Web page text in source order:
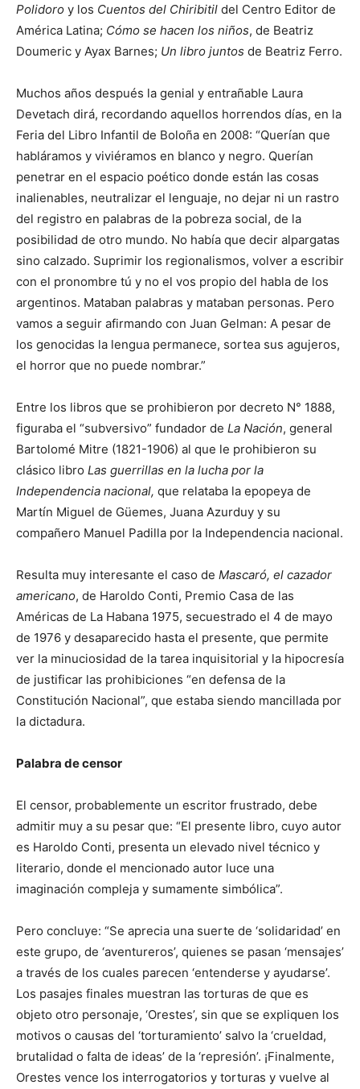
Polidoro y los Cuentos del Chiribitil del Centro Editor de
América Latina; Cómo se hacen los niños, de Beatriz
Doumeric y Ayax Barnes; Un libro juntos de Beatriz Ferro.
Muchos años después la genial y entrañable Laura
Devetach dirá, recordando aquellos horrendos días, en la
Feria del Libro Infantil de Boloña en 2008: “Querían que
habláramos y viviéramos en blanco y negro. Querían
penetrar en el espacio poético donde están las cosas
inalienables, neutralizar el lenguaje, no dejar ni un rastro
del registro en palabras de la pobreza social, de la
posibilidad de otro mundo. No había que decir alpargatas
sino calzado. Suprimir los regionalismos, volver a escribir
con el pronombre tú y no el vos propio del habla de los
argentinos. Mataban palabras y mataban personas. Pero
vamos a seguir afirmando con Juan Gelman: A pesar de
los genocidas la lengua permanece, sortea sus agujeros,
el horror que no puede nombrar.”
Entre los libros que se prohibieron por decreto N° 1888,
figuraba el “subversivo” fundador de La Nación, general
Bartolomé Mitre (1821-1906) al que le prohibieron su
clásico libro Las guerrillas en la lucha por la
Independencia nacional, que relataba la epopeya de
Martín Miguel de Güemes, Juana Azurduy y su
compañero Manuel Padilla por la Independencia nacional.
Resulta muy interesante el caso de Mascaró, el cazador
americano, de Haroldo Conti, Premio Casa de las
Américas de La Habana 1975, secuestrado el 4 de mayo
de 1976 y desaparecido hasta el presente, que permite
ver la minuciosidad de la tarea inquisitorial y la hipocresía
de justificar las prohibiciones “en defensa de la
Constitución Nacional”, que estaba siendo mancillada por
la dictadura.
Palabra de censor
El censor, probablemente un escritor frustrado, debe
admitir muy a su pesar que: “El presente libro, cuyo autor
es Haroldo Conti, presenta un elevado nivel técnico y
literario, donde el mencionado autor luce una
imaginación compleja y sumamente simbólica”.
Pero concluye: “Se aprecia una suerte de ‘solidaridad’ en
este grupo, de ‘aventureros’, quienes se pasan ‘mensajes’
a través de los cuales parecen ‘entenderse y ayudarse’.
Los pasajes finales muestran las torturas de que es
objeto otro personaje, ‘Orestes’, sin que se expliquen los
motivos o causas del ‘torturamiento’ salvo la ‘crueldad,
brutalidad o falta de ideas’ de la ‘represión’. ¡Finalmente,
Orestes vence los interrogatorios y torturas y vuelve al